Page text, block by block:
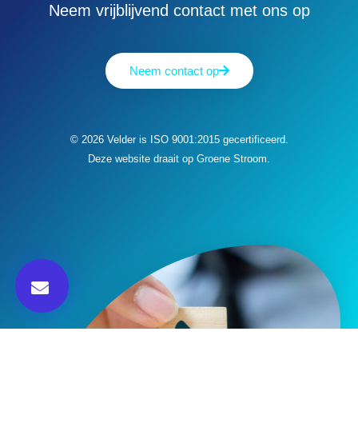
Neem vrijblijvend contact met ons op​
Neem contact op
© 2026 Velder is ISO 9001:2015 gecertificeerd.
Deze website draait op Groene Stroom.